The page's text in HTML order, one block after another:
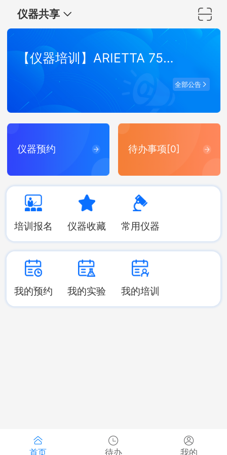
仪器共享
【仪器培训】ARIETTA 750 弹性波超声成像系统培训
全部公告
仪器预约 待办事项[0]
培训报名 仪器收藏 常用仪器
我的预约 我的实验 我的培训
首页 待办 我的